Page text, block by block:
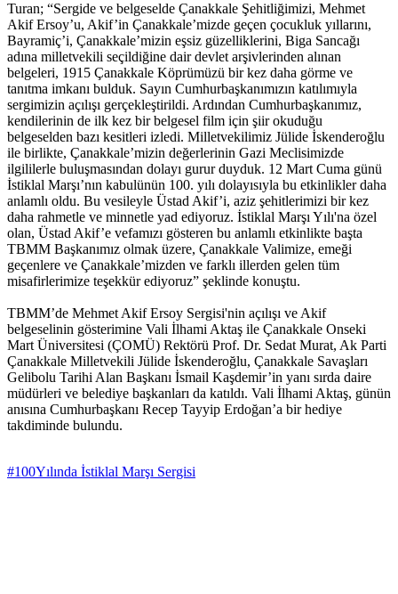
Turan; “Sergide ve belgeselde Çanakkale Şehitliğimizi, Mehmet
Akif Ersoy’u, Akif’in Çanakkale’mizde geçen çocukluk yıllarını,
Bayramiç’i, Çanakkale’mizin eşsiz güzelliklerini, Biga Sancağı
adına milletvekili seçildiğine dair devlet arşivlerinden alınan
belgeleri, 1915 Çanakkale Köprümüzü bir kez daha görme ve
tanıtma imkanı bulduk. Sayın Cumhurbaşkanımızın katılımıyla
sergimizin açılışı gerçekleştirildi. Ardından Cumhurbaşkanımız,
kendilerinin de ilk kez bir belgesel film için şiir okuduğu
belgeselden bazı kesitleri izledi. Milletvekilimiz Jülide İskenderoğlu
ile birlikte, Çanakkale’mizin değerlerinin Gazi Meclisimizde
ilgililerle buluşmasından dolayı gurur duyduk. 12 Mart Cuma günü
İstiklal Marşı’nın kabulünün 100. yılı dolayısıyla bu etkinlikler daha
anlamlı oldu. Bu vesileyle Üstad Akif’i, aziz şehitlerimizi bir kez
daha rahmetle ve minnetle yad ediyoruz. İstiklal Marşı Yılı'na özel
olan, Üstad Akif’e vefamızı gösteren bu anlamlı etkinlikte başta
TBMM Başkanımız olmak üzere, Çanakkale Valimize, emeği
geçenlere ve Çanakkale’mizden ve farklı illerden gelen tüm
misafirlerimize teşekkür ediyoruz” şeklinde konuştu.
TBMM’de Mehmet Akif Ersoy Sergisi'nin açılışı ve Akif
belgeselinin gösterimine Vali İlhami Aktaş ile Çanakkale Onseki
Mart Üniversitesi (ÇOMÜ) Rektörü Prof. Dr. Sedat Murat, Ak Parti
Çanakkale Milletvekili Jülide İskenderoğlu, Çanakkale Savaşları
Gelibolu Tarihi Alan Başkanı İsmail Kaşdemir’in yanı sırda daire
müdürleri ve belediye başkanları da katıldı. Vali İlhami Aktaş, günün
anısına Cumhurbaşkanı Recep Tayyip Erdoğan’a bir hediye
takdiminde bulundu.
#100Yılında İstiklal Marşı Sergisi